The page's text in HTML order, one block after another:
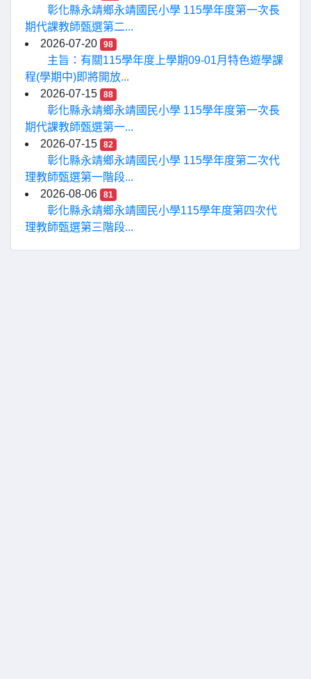
彰化縣永靖鄉永靖國民小學 115學年度第一次長
期代課教師甄選第二...
2026-07-20
98
主旨：有關115學年度上學期09-01月特色遊學課
程(學期中)即將開放...
2026-07-15
88
彰化縣永靖鄉永靖國民小學 115學年度第一次長
期代課教師甄選第一...
2026-07-15
82
彰化縣永靖鄉永靖國民小學 115學年度第二次代
理教師甄選第一階段...
2026-08-06
81
彰化縣永靖鄉永靖國民小學115學年度第四次代
理教師甄選第三階段...